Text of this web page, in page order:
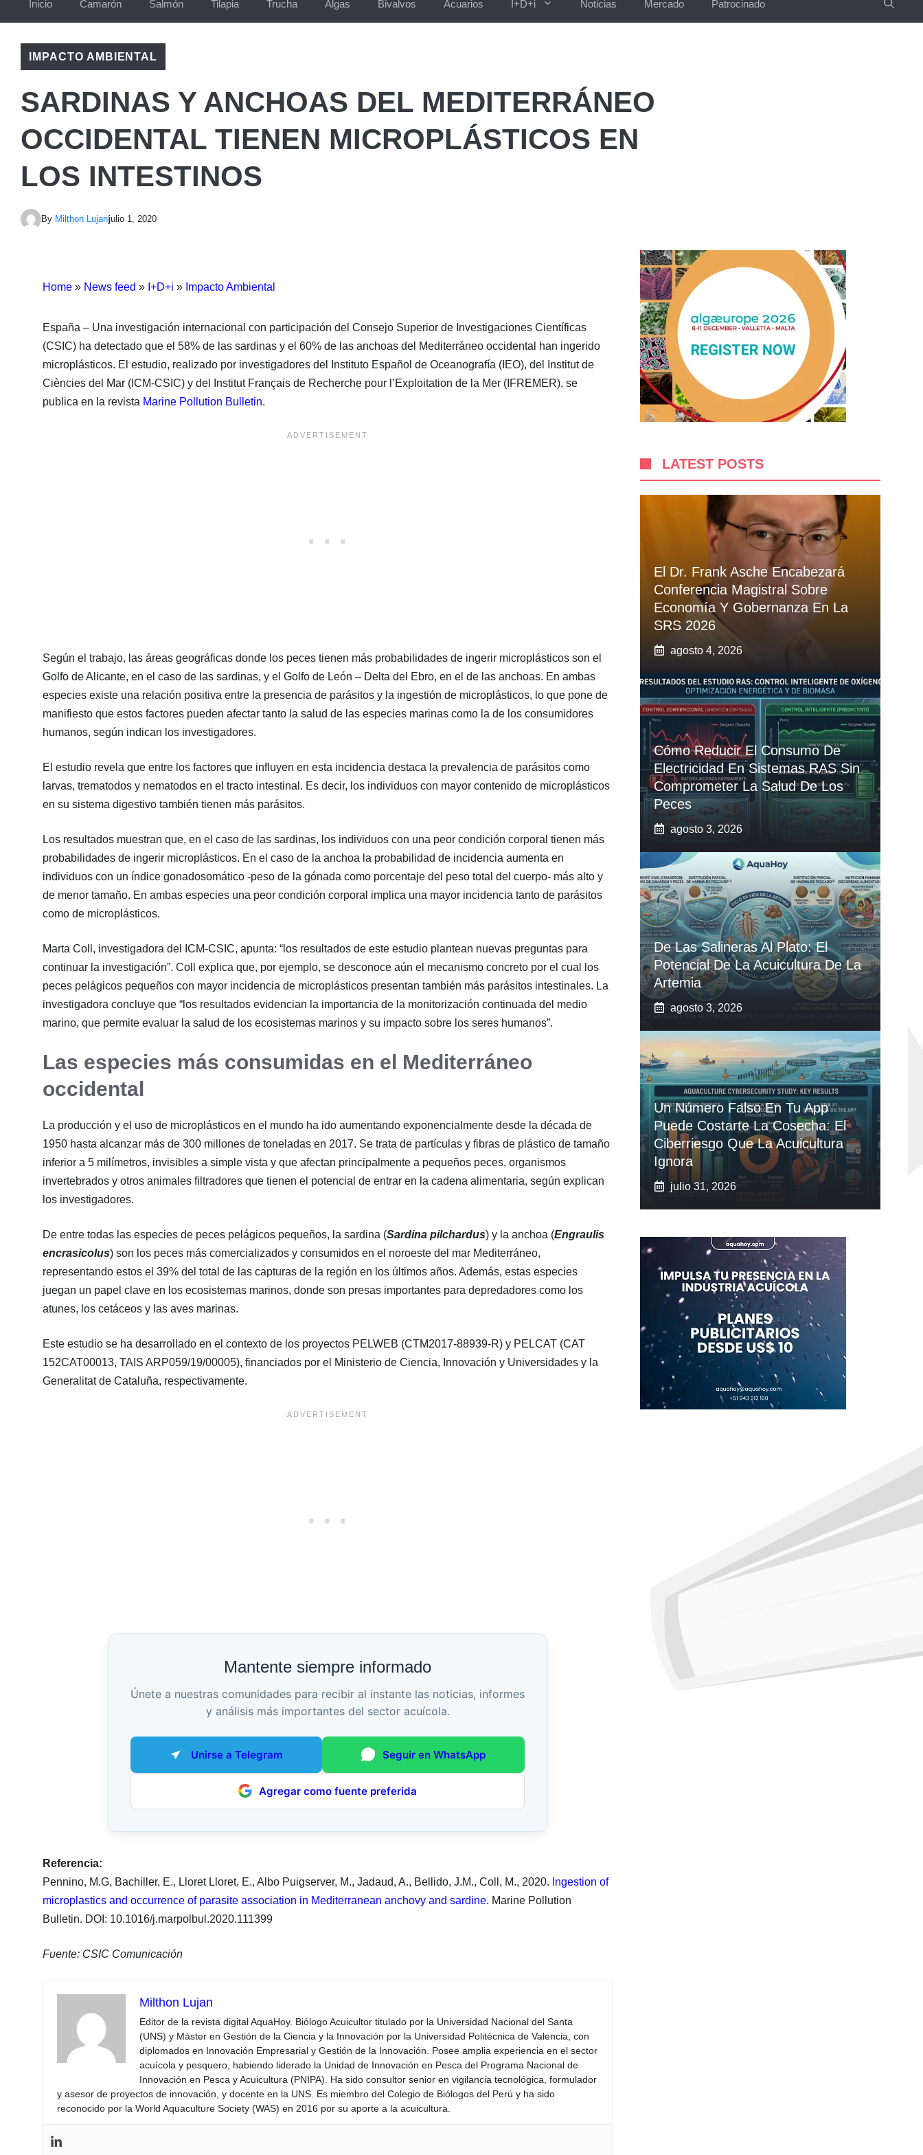
Inicio Camarón Salmón Tilapia Trucha Algas Bivalvos Acuarios I+D+i Noticias Mercado Patrocinado
IMPACTO AMBIENTAL
SARDINAS Y ANCHOAS DEL MEDITERRÁNEO
OCCIDENTAL TIENEN MICROPLÁSTICOS EN
LOS INTESTINOS
By Milthon Lujanjulio 1, 2020
Home » News feed » I+D+i » Impacto Ambiental
España – Una investigación internacional con participación del Consejo Superior de Investigaciones Científicas
(CSIC) ha detectado que el 58% de las sardinas y el 60% de las anchoas del Mediterráneo occidental han ingerido
microplásticos. El estudio, realizado por investigadores del Instituto Español de Oceanografía (IEO), del Institut de
Ciències del Mar (ICM-CSIC) y del Institut Français de Recherche pour l’Exploitation de la Mer (IFREMER), se
publica en la revista Marine Pollution Bulletin.
Según el trabajo, las áreas geográficas donde los peces tienen más probabilidades de ingerir microplásticos son el
Golfo de Alicante, en el caso de las sardinas, y el Golfo de León – Delta del Ebro, en el de las anchoas. En ambas
especies existe una relación positiva entre la presencia de parásitos y la ingestión de microplásticos, lo que pone de
manifiesto que estos factores pueden afectar tanto la salud de las especies marinas como la de los consumidores
humanos, según indican los investigadores.
El estudio revela que entre los factores que influyen en esta incidencia destaca la prevalencia de parásitos como
larvas, trematodos y nematodos en el tracto intestinal. Es decir, los individuos con mayor contenido de microplásticos
en su sistema digestivo también tienen más parásitos.
Los resultados muestran que, en el caso de las sardinas, los individuos con una peor condición corporal tienen más
probabilidades de ingerir microplásticos. En el caso de la anchoa la probabilidad de incidencia aumenta en
individuos con un índice gonadosomático -peso de la gónada como porcentaje del peso total del cuerpo- más alto y
de menor tamaño. En ambas especies una peor condición corporal implica una mayor incidencia tanto de parásitos
como de microplásticos.
Marta Coll, investigadora del ICM-CSIC, apunta: “los resultados de este estudio plantean nuevas preguntas para
continuar la investigación”. Coll explica que, por ejemplo, se desconoce aún el mecanismo concreto por el cual los
peces pelágicos pequeños con mayor incidencia de microplásticos presentan también más parásitos intestinales. La
investigadora concluye que “los resultados evidencian la importancia de la monitorización continuada del medio
marino, que permite evaluar la salud de los ecosistemas marinos y su impacto sobre los seres humanos”.
Las especies más consumidas en el Mediterráneo
occidental
La producción y el uso de microplásticos en el mundo ha ido aumentando exponencialmente desde la década de
1950 hasta alcanzar más de 300 millones de toneladas en 2017. Se trata de partículas y fibras de plástico de tamaño
inferior a 5 milímetros, invisibles a simple vista y que afectan principalmente a pequeños peces, organismos
invertebrados y otros animales filtradores que tienen el potencial de entrar en la cadena alimentaria, según explican
los investigadores.
De entre todas las especies de peces pelágicos pequeños, la sardina (Sardina pilchardus) y la anchoa (Engraulis
encrasicolus) son los peces más comercializados y consumidos en el noroeste del mar Mediterráneo,
representando estos el 39% del total de las capturas de la región en los últimos años. Además, estas especies
juegan un papel clave en los ecosistemas marinos, donde son presas importantes para depredadores como los
atunes, los cetáceos y las aves marinas.
Este estudio se ha desarrollado en el contexto de los proyectos PELWEB (CTM2017-88939-R) y PELCAT (CAT
152CAT00013, TAIS ARP059/19/00005), financiados por el Ministerio de Ciencia, Innovación y Universidades y la
Generalitat de Cataluña, respectivamente.
Mantente siempre informado
Únete a nuestras comunidades para recibir al instante las noticias, informes
y análisis más importantes del sector acuícola.
Unirse a Telegram Seguir en WhatsApp
Agregar como fuente preferida
Referencia:
Pennino, M.G, Bachiller, E., Lloret Lloret, E., Albo Puigserver, M., Jadaud, A., Bellido, J.M., Coll, M., 2020. Ingestion of
microplastics and occurrence of parasite association in Mediterranean anchovy and sardine. Marine Pollution
Bulletin. DOI: 10.1016/j.marpolbul.2020.111399
Fuente: CSIC Comunicación
Milthon Lujan
Editor de la revista digital AquaHoy. Biólogo Acuicultor titulado por la Universidad Nacional del Santa
(UNS) y Máster en Gestión de la Ciencia y la Innovación por la Universidad Politécnica de Valencia, con
diplomados en Innovación Empresarial y Gestión de la Innovación. Posee amplia experiencia en el sector
acuícola y pesquero, habiendo liderado la Unidad de Innovación en Pesca del Programa Nacional de
Innovación en Pesca y Acuicultura (PNIPA). Ha sido consultor senior en vigilancia tecnológica, formulador
y asesor de proyectos de innovación, y docente en la UNS. Es miembro del Colegio de Biólogos del Perú y ha sido
reconocido por la World Aquaculture Society (WAS) en 2016 por su aporte a la acuicultura.
LATEST POSTS
El Dr. Frank Asche Encabezará
Conferencia Magistral Sobre
Economía Y Gobernanza En La
SRS 2026
agosto 4, 2026
Cómo Reducir El Consumo De
Electricidad En Sistemas RAS Sin
Comprometer La Salud De Los
Peces
agosto 3, 2026
De Las Salineras Al Plato: El
Potencial De La Acuicultura De La
Artemia
agosto 3, 2026
Un Número Falso En Tu App
Puede Costarte La Cosecha: El
Ciberriesgo Que La Acuicultura
Ignora
julio 31, 2026